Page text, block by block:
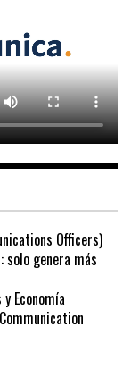
Officers)
solo genera más
Economía